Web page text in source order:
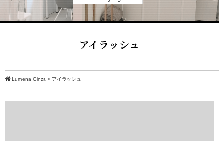
アイラッシュ
Lumiena Ginza > アイラッシュ